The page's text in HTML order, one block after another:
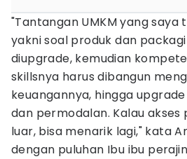
"Tantangan UMKM yang saya
yakni soal produk dan
diupgrade, kemudian
skillsnya harus dibangun
keuangannya, hingga
dan permodalan. Kalau akses
luar, bisa menarik lagi," kata
dengan puluhan Ibu ibu